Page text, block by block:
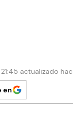
actualizado
en